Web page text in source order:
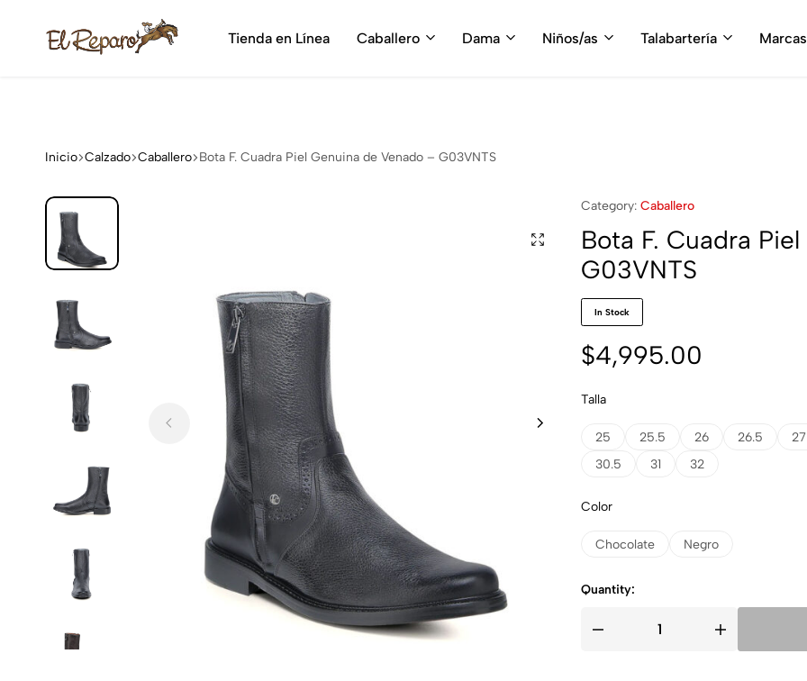
de
Tienda en Línea Caballero Dama Niños/as Talabartería Marcas
Inicio Calzado Caballero Bota F. Cuadra Piel Genuina de Venado – G03VNTS
Category: Caballero
Bota F. Cuadra
G03VNTS
In Stock
$4,995.00
Talla
25 25.5 26 26.5
27
30.5
31 32
Color
Chocolate Negro
Quantity: